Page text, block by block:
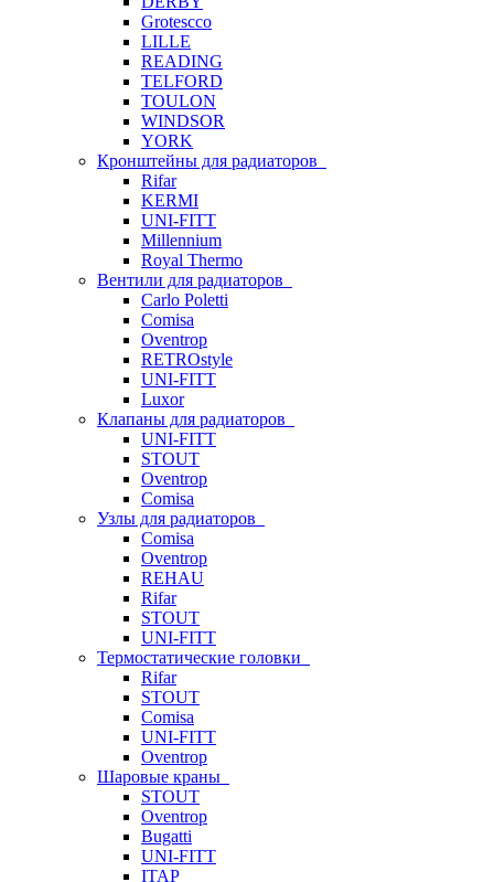
Grotescco
LILLE
READING
TELFORD
TOULON
WINDSOR
YORK
Кронштейны для радиаторов
Rifar
KERMI
UNI-FITT
Millennium
Royal Thermo
Вентили для радиаторов
Carlo Poletti
Comisa
Oventrop
RETROstyle
UNI-FITT
Luxor
Клапаны для радиаторов
UNI-FITT
STOUT
Oventrop
Comisa
Узлы для радиаторов
Comisa
Oventrop
REHAU
Rifar
STOUT
UNI-FITT
Термостатические головки
Rifar
STOUT
Comisa
UNI-FITT
Oventrop
Шаровые краны
STOUT
Oventrop
Bugatti
UNI-FITT
ITAP